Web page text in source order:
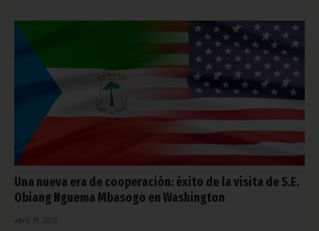
Una nueva era de cooperación: éxito de la visita de S.E.
Obiang Nguema Mbasogo en Washington
abril 19, 2026